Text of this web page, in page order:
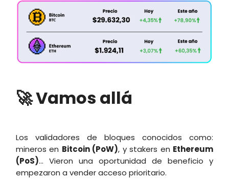
🚀 Vamos allá
Los validadores de bloques conocidos como:
mineros en Bitcoin (PoW), y stakers en Ethereum
(PoS)... Vieron una oportunidad de beneficio y
empezaron a vender acceso prioritario.